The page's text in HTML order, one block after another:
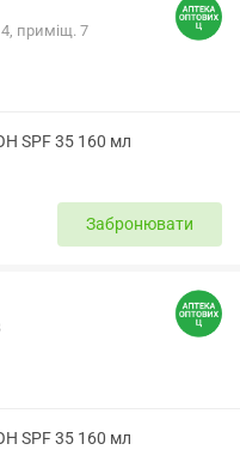
приміщ. 7
SPF 35 160 мл
Забронювати
SPF 35 160 мл